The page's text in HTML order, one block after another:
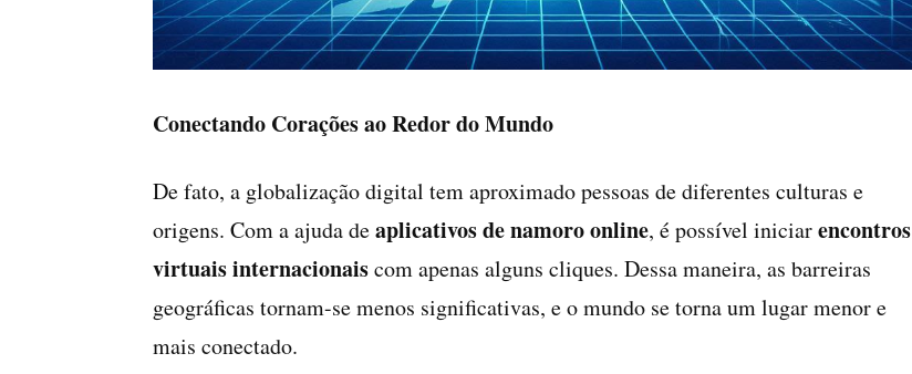
Conectando Corações ao Redor do Mundo
De fato, a globalização digital tem aproximado pessoas de diferentes culturas e
origens. Com a ajuda deaplicativos de namoro online, é possível iniciarencontros
virtuais internacionaiscom apenas alguns cliques. Dessa maneira, as barreiras
geográficas tornam-se menos significativas, e o mundo se torna um lugar menor e
mais conectado.